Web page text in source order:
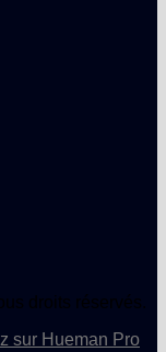
droits réservés.
sur Hueman Pro